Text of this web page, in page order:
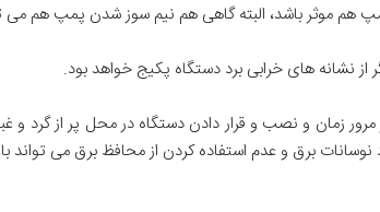
پمپ هم موثر باشد، البته گاهی هم نیم سوز شدن پمپ هم
نشانه های خرابی برد دستگاه پکیج خواهد بود.
زمان و نصب و قرار دادن دستگاه در محل پر از گرد و
برق و عدم استفاده کردن از محافظ برق می تواند